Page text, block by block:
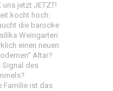
uns jetzt JETZT!
kocht hoch:
die barocke
Weingarten
einen neuen
Altar?
Signal des
Familie ist das